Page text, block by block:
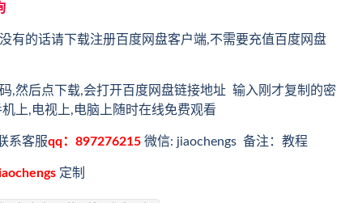
有的话请下载注册百度网盘客户端,不需要充值百度网盘
,然后点下载,会打开百度网盘链接地址 输入刚才复制的密
上,电视上,电脑上随时在线免费观看
系客服qq：897276215 微信: jiaochengs 备注：教程
定制